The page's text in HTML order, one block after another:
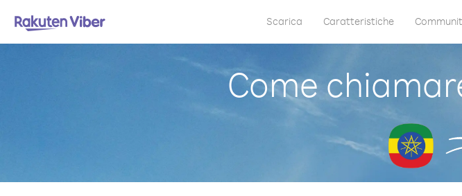
Scarica Caratteristiche
Come